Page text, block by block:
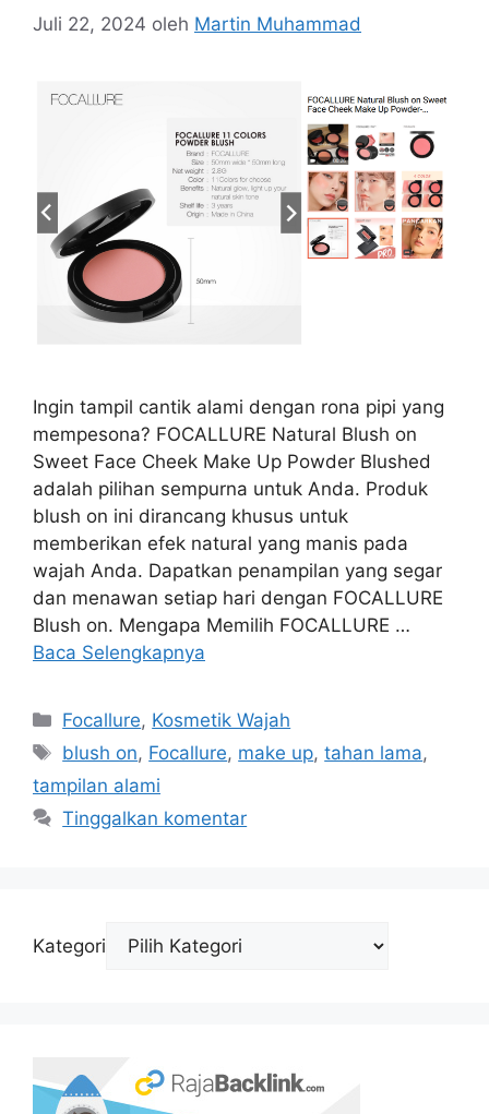
Juli 22, 2024 oleh Martin Muhammad
Ingin tampil cantik alami dengan rona pipi yang
mempesona? FOCALLURE Natural Blush on
Sweet Face Cheek Make Up Powder Blushed
adalah pilihan sempurna untuk Anda. Produk
blush on ini dirancang khusus untuk
memberikan efek natural yang manis pada
wajah Anda. Dapatkan penampilan yang segar
dan menawan setiap hari dengan FOCALLURE
Blush on. Mengapa Memilih FOCALLURE …
Baca Selengkapnya
Kategori
Focallure, Kosmetik Wajah
Tag
blush on, Focallure, make up,tahan lama,
tampilan alami
Tinggalkan komentar
Kategori